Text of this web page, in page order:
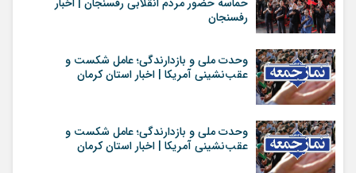
رفسنجان
وحدت ملی و بازدارندگی؛ عامل شکست و
عقب‌نشینی آمریکا | اخبار استان کرمان
وحدت ملی و بازدارندگی؛ عامل شکست و
عقب‌نشینی آمریکا | اخبار استان کرمان